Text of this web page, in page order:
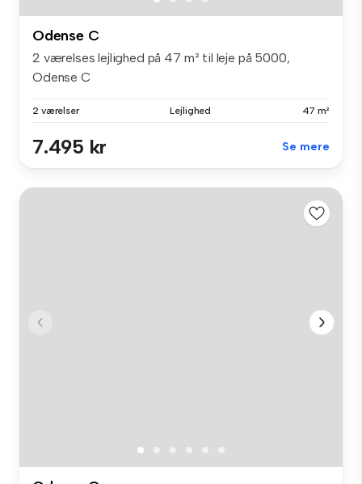
Odense C
2 værelses lejlighed på 47 m² til leje på 5000,
Odense C
2 værelser Lejlighed 47 m²
7.495 kr Se mere